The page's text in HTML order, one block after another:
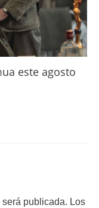
este agosto
publicada. Los